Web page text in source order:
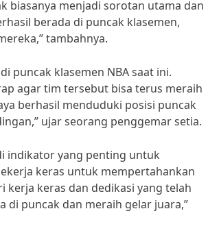
biasanya menjadi sorotan utama dan
berada di puncak klasemen,
tambahnya.
puncak klasemen NBA saat ini.
agar tim tersebut bisa terus meraih
berhasil menduduki posisi puncak
ujar seorang penggemar setia.
indikator yang penting untuk
keras untuk mempertahankan
kerja keras dan dedikasi yang telah
di puncak dan meraih gelar juara,”